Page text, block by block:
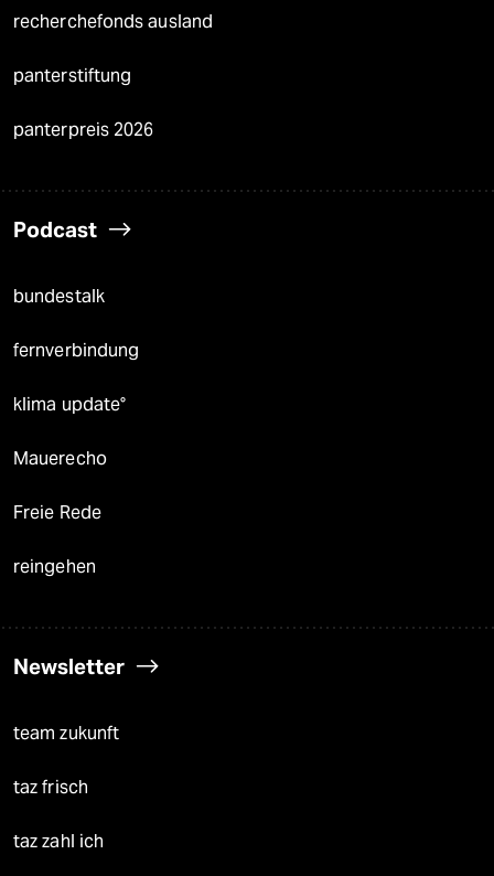
recherchefonds ausland
panterstiftung
panterpreis 2026
Podcast
bundestalk
fernverbindung
klima update°
Mauerecho
Freie Rede
reingehen
Newsletter
team zukunft
taz frisch
taz zahl ich